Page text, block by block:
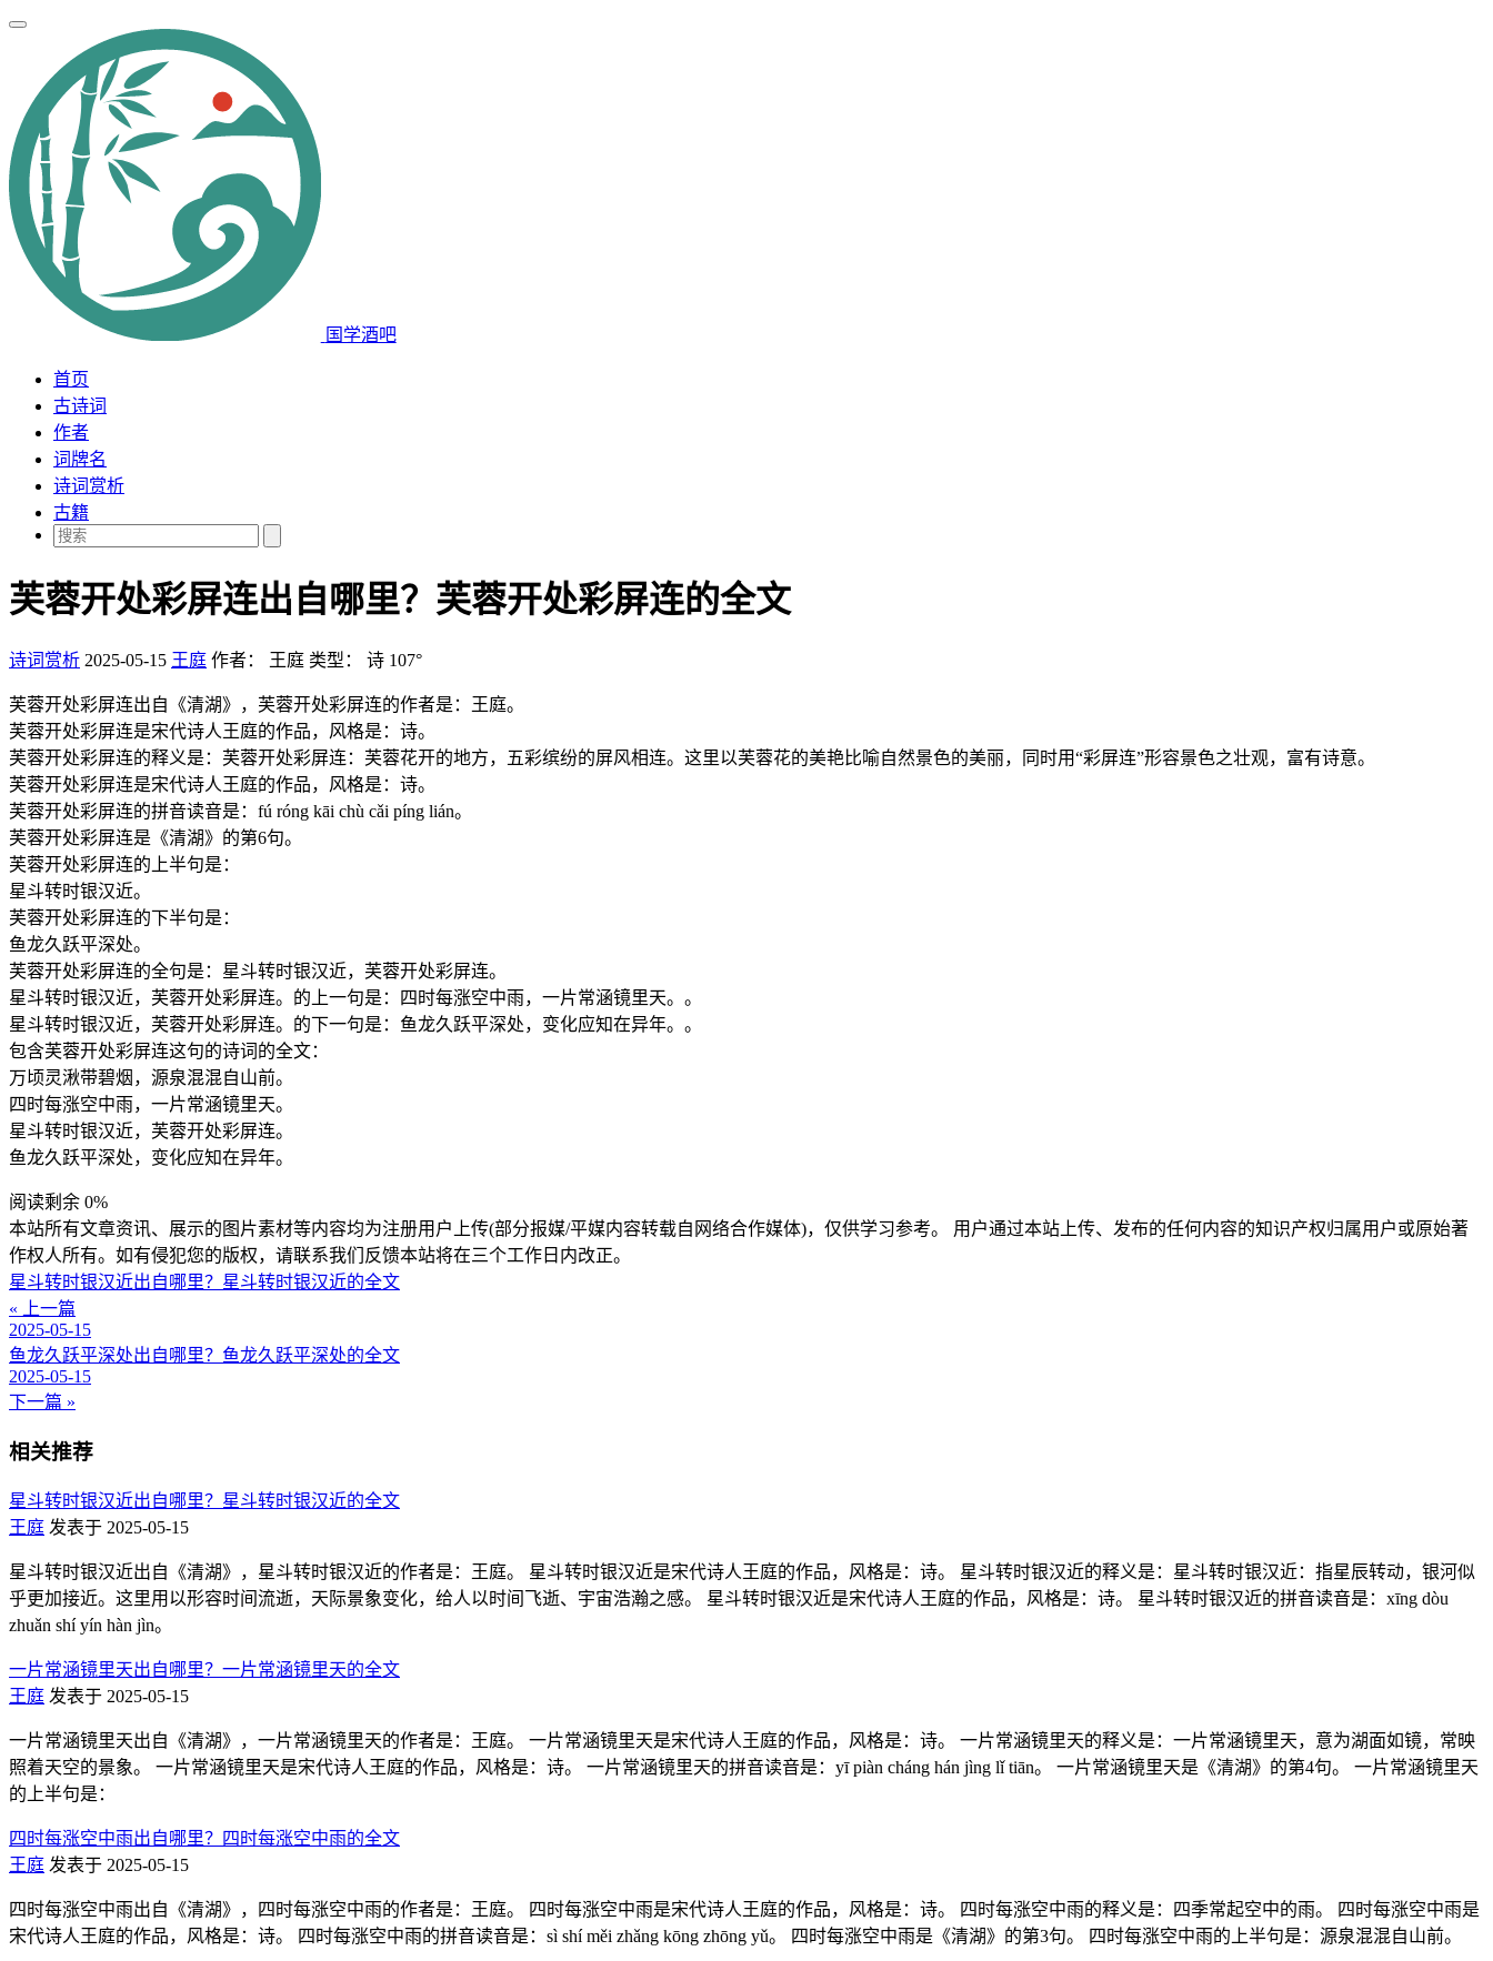
国学酒吧
首页
古诗词
作者
词牌名
诗词赏析
古籍
芙蓉开处彩屏连出自哪里？芙蓉开处彩屏连的全文
诗词赏析 2025-05-15 王庭 作者： 王庭 类型： 诗 107°
芙蓉开处彩屏连出自《清湖》，芙蓉开处彩屏连的作者是：王庭。
芙蓉开处彩屏连是宋代诗人王庭的作品，风格是：诗。
芙蓉开处彩屏连的释义是：芙蓉开处彩屏连：芙蓉花开的地方，五彩缤纷的屏风相连。这里以芙蓉花的美艳比喻自然景色的美丽，同时用“彩屏连”形容景色之壮观，富有诗意。
芙蓉开处彩屏连是宋代诗人王庭的作品，风格是：诗。
芙蓉开处彩屏连的拼音读音是：fú róng kāi chù cǎi píng lián。
芙蓉开处彩屏连是《清湖》的第6句。
芙蓉开处彩屏连的上半句是：
星斗转时银汉近。
芙蓉开处彩屏连的下半句是：
鱼龙久跃平深处。
芙蓉开处彩屏连的全句是：星斗转时银汉近，芙蓉开处彩屏连。
星斗转时银汉近，芙蓉开处彩屏连。的上一句是：四时每涨空中雨，一片常涵镜里天。。
星斗转时银汉近，芙蓉开处彩屏连。的下一句是：鱼龙久跃平深处，变化应知在异年。。
包含芙蓉开处彩屏连这句的诗词的全文：
万顷灵湫带碧烟，源泉混混自山前。
四时每涨空中雨，一片常涵镜里天。
星斗转时银汉近，芙蓉开处彩屏连。
鱼龙久跃平深处，变化应知在异年。
阅读剩余 0%
本站所有文章资讯、展示的图片素材等内容均为注册用户上传(部分报媒/平媒内容转载自网络合作媒体)，仅供学习参考。 用户通过本站上传、发布的任何内容的知识产权归属用户或原始著
作权人所有。如有侵犯您的版权，请联系我们反馈本站将在三个工作日内改正。
星斗转时银汉近出自哪里？星斗转时银汉近的全文
« 上一篇
2025-05-15
鱼龙久跃平深处出自哪里？鱼龙久跃平深处的全文
2025-05-15
下一篇 »
相关推荐
星斗转时银汉近出自哪里？星斗转时银汉近的全文
王庭 发表于 2025-05-15
星斗转时银汉近出自《清湖》，星斗转时银汉近的作者是：王庭。 星斗转时银汉近是宋代诗人王庭的作品，风格是：诗。 星斗转时银汉近的释义是：星斗转时银汉近：指星辰转动，银河似
乎更加接近。这里用以形容时间流逝，天际景象变化，给人以时间飞逝、宇宙浩瀚之感。 星斗转时银汉近是宋代诗人王庭的作品，风格是：诗。 星斗转时银汉近的拼音读音是：xīng dòu
zhuǎn shí yín hàn jìn。
一片常涵镜里天出自哪里？一片常涵镜里天的全文
王庭 发表于 2025-05-15
一片常涵镜里天出自《清湖》，一片常涵镜里天的作者是：王庭。 一片常涵镜里天是宋代诗人王庭的作品，风格是：诗。 一片常涵镜里天的释义是：一片常涵镜里天，意为湖面如镜，常映
照着天空的景象。 一片常涵镜里天是宋代诗人王庭的作品，风格是：诗。 一片常涵镜里天的拼音读音是：yī piàn cháng hán jìng lǐ tiān。 一片常涵镜里天是《清湖》的第4句。 一片常涵镜里天
的上半句是：
四时每涨空中雨出自哪里？四时每涨空中雨的全文
王庭 发表于 2025-05-15
四时每涨空中雨出自《清湖》，四时每涨空中雨的作者是：王庭。 四时每涨空中雨是宋代诗人王庭的作品，风格是：诗。 四时每涨空中雨的释义是：四季常起空中的雨。 四时每涨空中雨是
宋代诗人王庭的作品，风格是：诗。 四时每涨空中雨的拼音读音是：sì shí měi zhǎng kōng zhōng yǔ。 四时每涨空中雨是《清湖》的第3句。 四时每涨空中雨的上半句是：源泉混混自山前。